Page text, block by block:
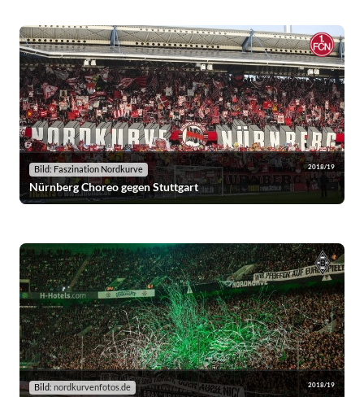
Bild: Faszination Nordkurve 2018/19
Nürnberg Choreo gegen Stuttgart
Bild: nordkurvenfotos.de 2018/19